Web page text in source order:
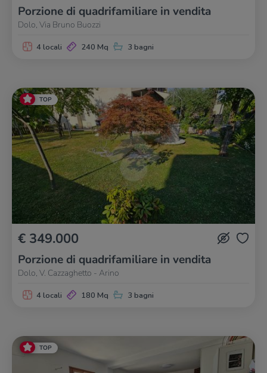
Porzione di quadrifamiliare in vendita
Dolo, Via Bruno Buozzi
4 locali 240 Mq 3 bagni
TOP
€ 349.000
Porzione di quadrifamiliare in vendita
Dolo, V. Cazzaghetto - Arino
4 locali 180 Mq 3 bagni
TOP